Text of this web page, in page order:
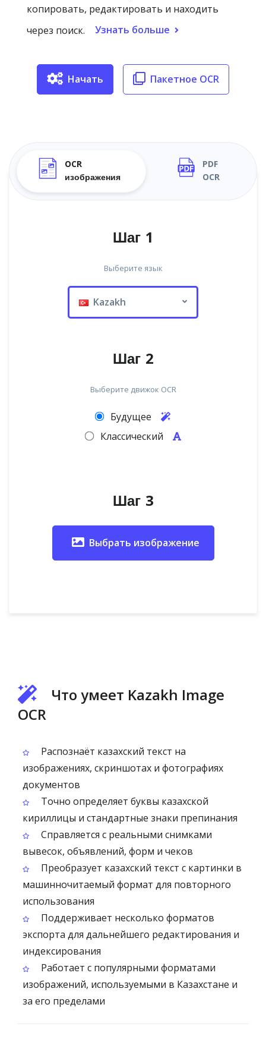
копировать, редактировать и находить
через поиск.
Узнать больше
Начать Пакетное OCR
OCR
изображения
PDF
OCR
Шаг 1
Выберите язык
Kazakh
Шаг 2
Выберите движок OCR
Будущее
Классический
Шаг 3
Выбрать изображение
Что умеет Kazakh Image
OCR
Распознаёт казахский текст на
изображениях, скриншотах и фотографиях
документов
Точно определяет буквы казахской
кириллицы и стандартные знаки препинания
Справляется с реальными снимками
вывесок, объявлений, форм и чеков
Преобразует казахский текст с картинки в
машинночитаемый формат для повторного
использования
Поддерживает несколько форматов
экспорта для дальнейшего редактирования и
индексирования
Работает с популярными форматами
изображений, используемыми в Казахстане и
за его пределами